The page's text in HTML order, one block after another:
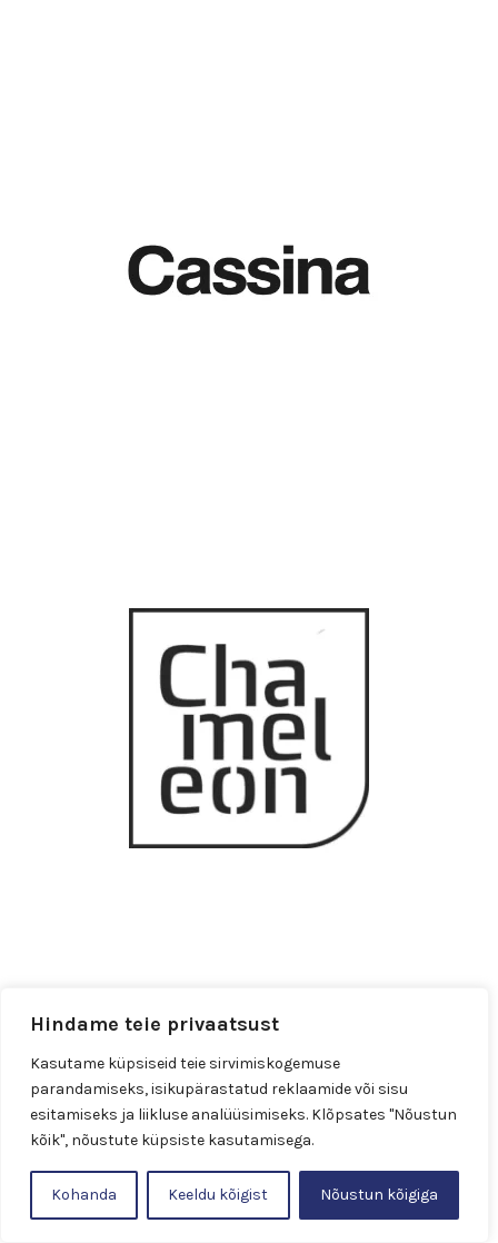
Hindame teie privaatsust
Kasutame küpsiseid teie sirvimiskogemuse
parandamiseks, isikupärastatud reklaamide või sisu
esitamiseks ja liikluse analüüsimiseks. Klõpsates "Nõustun
kõik", nõustute küpsiste kasutamisega.
Kohanda Keeldu kõigist Nõustun kõigiga